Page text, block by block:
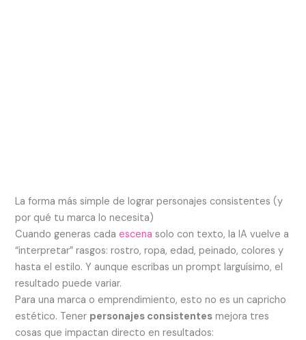
La forma más simple de lograr personajes consistentes (y
por qué tu marca lo necesita)
Cuando generas cadaescena solo con texto, la IA vuelve a
“interpretar” rasgos: rostro, ropa, edad, peinado, colores y
hasta el estilo. Y aunque escribas un prompt larguísimo, el
resultado puede variar.
Para una marca o emprendimiento, esto no es un capricho
estético. Tener personajes consistentes mejora tres
cosas que impactan directo en resultados: